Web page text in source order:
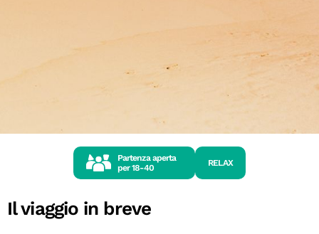
Partenza aperta
per18-40
RELAX
Il viaggio in breve